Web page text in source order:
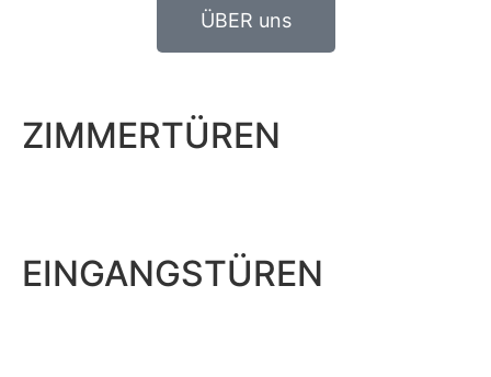
ÜBER uns
ZIMMERTÜREN
EINGANGSTÜREN